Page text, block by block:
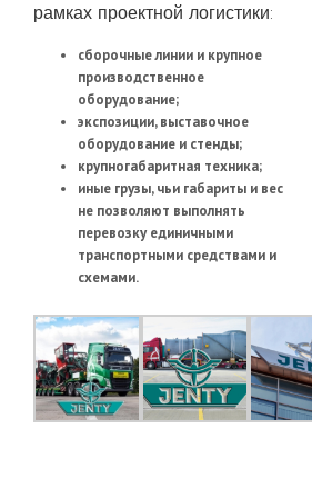
рамках проектной логистики:
cборочные линии и крупное
производственное
оборудование;
экспозиции, выставочное
оборудование и стенды;
крупногабаритная техника;
иные грузы, чьи габариты и вес
не позволяют выполнять
перевозку единичными
транспортными средствами и
схемами.